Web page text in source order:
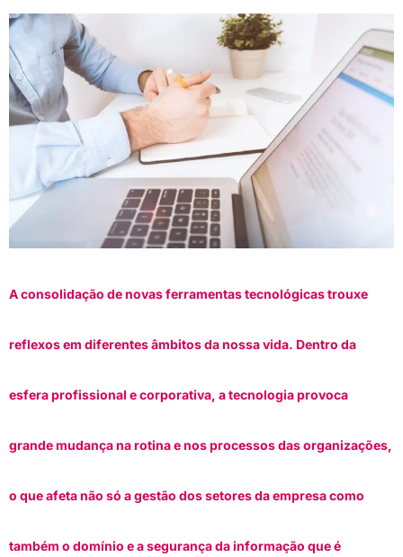
A consolidação de novas ferramentas tecnológicas trouxe
reflexos em diferentes âmbitos da nossa vida. Dentro da
esfera profissional e corporativa, a tecnologia provoca
grande mudança na rotina e nos processos das organizações,
o que afeta não só a gestão dos setores da empresa como
também o domínio e a segurança da informação que é